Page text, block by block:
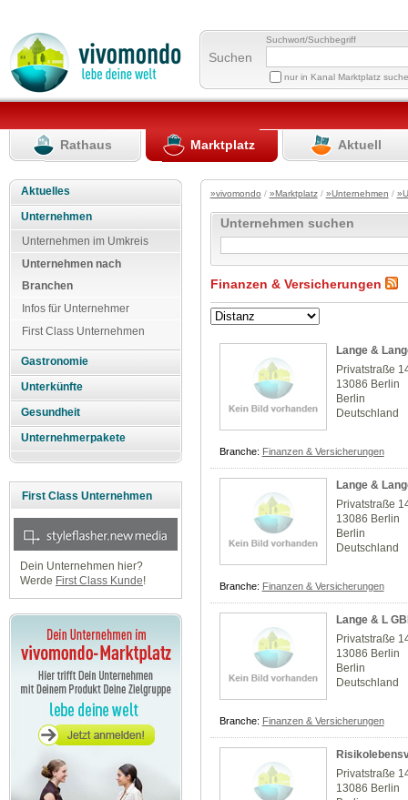
Suchen
Suchwort/Suchbegriff
nur in Kanal Marktplatz
Rathaus Marktplatz Aktuell
Aktuelles
Unternehmen
Unternehmen im Umkreis
Unternehmen nach
Branchen
Infos für Unternehmer
First Class Unternehmen
Gastronomie
Unterkünfte
Gesundheit
Unternehmerpakete
First Class Unternehmen
Dein Unternehmen hier?
Werde First Class Kunde!
»vivomondo / »Marktplatz/ »Unternehmen /
Unternehmen suchen
Finanzen & Versicherungen
Lange &
Privatstraße
13086 Berlin
Berlin
Deutschland
Branche: Finanzen & Versicherungen
Lange &
Privatstraße
13086 Berlin
Berlin
Deutschland
Branche: Finanzen & Versicherungen
Lange & L
Privatstraße
13086 Berlin
Berlin
Deutschland
Branche: Finanzen & Versicherungen
Privatstraße
13086 Berlin